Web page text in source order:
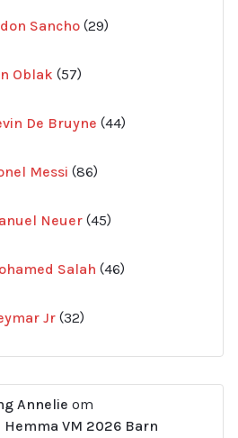
Sancho 29
produkter
Oblak 57
produkter
De Bruyne 44
produkter
Messi 86
produkter
Neuer 45
produkter
Salah 46
produkter
Jr 32
produkter
Annelie om
Hemma VM 2026 Barn